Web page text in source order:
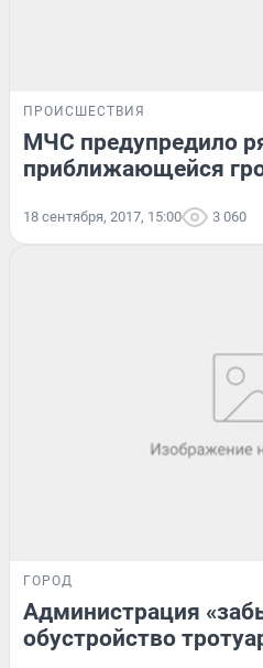
ПРОИСШЕСТВИЯ
МЧС предупредило
приближающейся
18 сентября, 2017, 15:00 3 060
ГОРОД
Администрация
обустройство